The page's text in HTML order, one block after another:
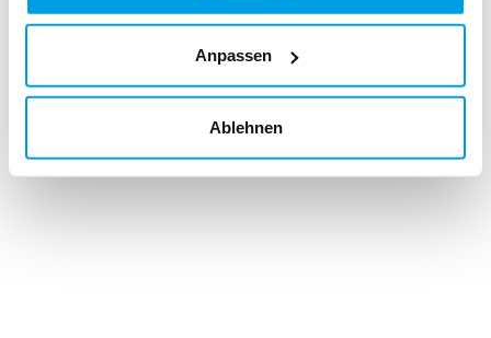
Anpassen
Ablehnen